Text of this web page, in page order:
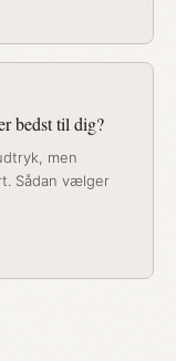
bedst til dig?
men
Sådan vælger